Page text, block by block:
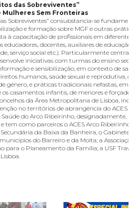
das Sobreviventes”
Mulheres Sem Fronteiras
Sobreviventes” consubstancia-se
e formação sobre MGF e outras
à capacitação de profissionais em diferentes
docentes, auxiliares de educação
serviço social etc.). Particularmente
iniciativas com turmas do ensino
e sensibilização, em contexto de sala
humanos, saúde sexual e reprodutiva,
género, e práticas tradicionais nefastas, em
casamentos infantis, de menores e forçados.
da Área Metropolitana de Lisboa,
no territórios de abrangência do ACES –
do Arco Ribeirinho, designadamente,
tem como parceiros o ACES Arco Ribeirinho,
da Baixa da Banheira, o Gabinete
do Barreiro e da Moita; a
para o Planeamento da Família; a USF